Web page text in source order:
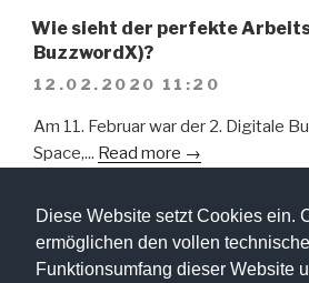
Diese Website setzt Cookies ein.
ermöglichen den vollen
Funktionsumfang dieser Website
Wie sieht der perfekte
BuzzwordX)?
12.02.2020 11:20
Am 11. Februar war der 2. Digitale
Space,... Read more →
Wie wir Werte im Team warm
(aus BuzzwordX)